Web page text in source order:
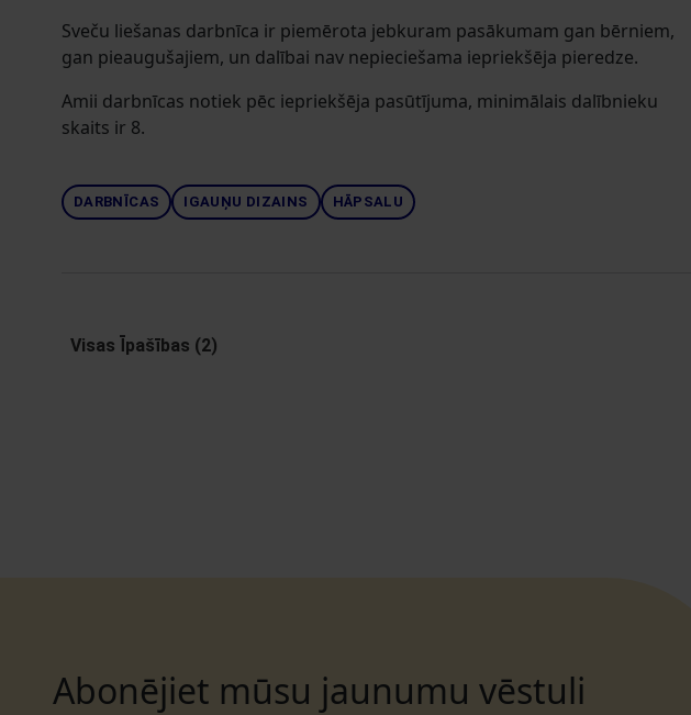
Sveču liešanas darbnīca ir piemērota jebkuram pasākumam gan bērniem,
gan pieaugušajiem, un dalībai nav nepieciešama iepriekšēja pieredze.
Amii darbnīcas notiek pēc iepriekšēja pasūtījuma, minimālais dalībnieku
skaits ir 8.
DARBNĪCAS IGAUŅU DIZAINS HĀPSALU
Visas Īpašības (2)
Abonējiet mūsu jaunumu vēstuli